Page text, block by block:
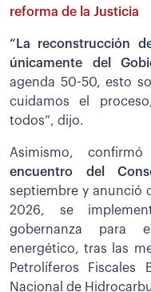
reforma de la Justicia
“La reconstrucción
únicamente del
agenda 50-50, esto
cuidamos el
todos”, dijo.
Asimismo, confirmó
encuentro del
septiembre y anunció
2026, se
gobernanza para
energético, tras las
Petrolíferos Fiscales
Nacional de